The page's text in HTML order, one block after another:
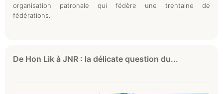
organisation patronale qui fédère une trentaine de
fédérations.
De Hon Lik à JNR : la délicate question du...